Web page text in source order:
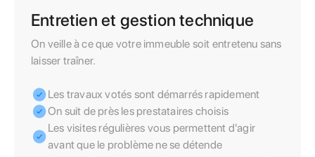
Entretien et gestion technique
On veille à ce que votre immeuble soit entretenu sans
laisser traîner.
Les travaux votés sont démarrés rapidement
On suit de près les prestataires choisis
Les visites régulières vous permettent d'agir
avant que le problème ne se détende